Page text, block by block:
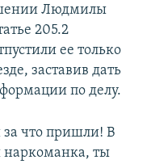
Людмилы
205.2
ее только
заставив дать
по делу.
за что пришли! В
наркоманка, ты